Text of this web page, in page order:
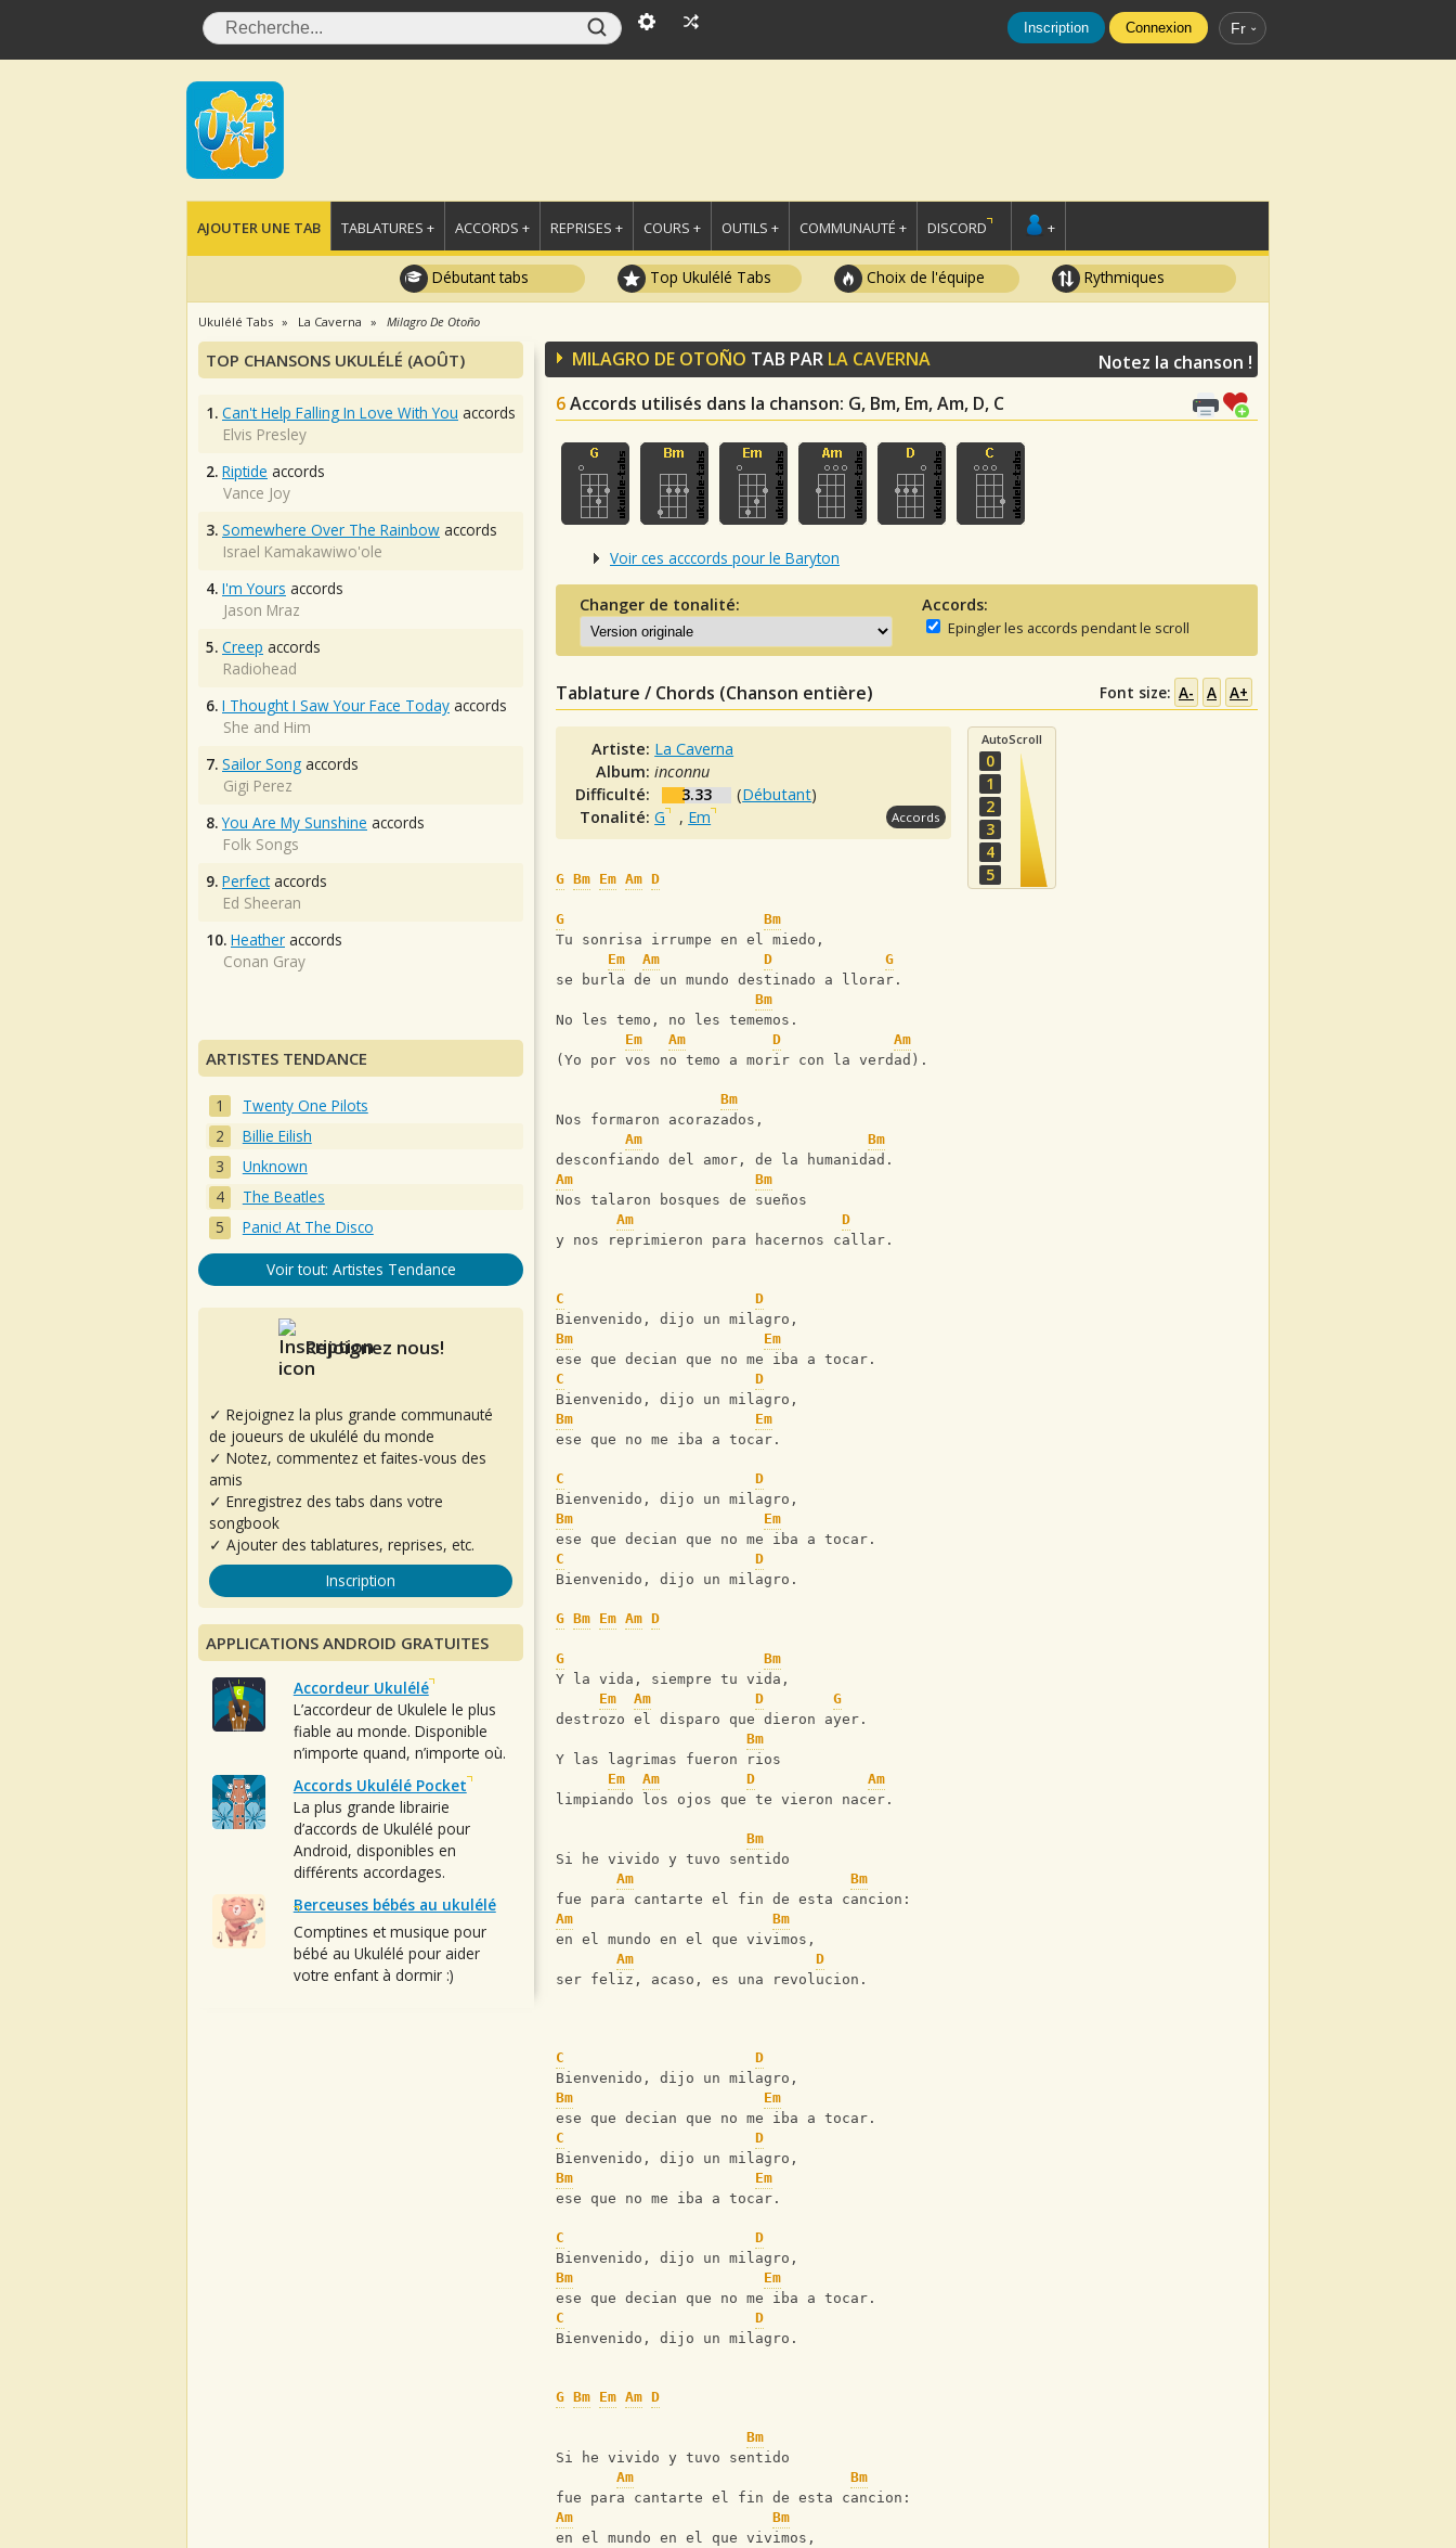
Inscription Connexion Fr
AJOUTER UNE TAB TABLATURES + ACCORDS + REPRISES + COURS + OUTILS + COMMUNAUTÉ + DISCORD +
Débutant tabs Top Ukulélé Tabs Choix de l'équipe Rythmiques
Ukulélé Tabs La Caverna Milagro De Otoño
MILAGRO DE OTOÑO TAB PAR LA CAVERNA
6Accords utilisés dans la chanson: G, Bm, Em, Am, D, C
Notez la chanson !
Voir ces acccords pour le Baryton
Changer de tonalité: Accords:
Epingler les accords pendant le scroll
Tablature / Chords (Chanson entière) Font size: A- A A+
Artiste: La Caverna
Album:inconnu
Difficulté:
3.33 (Débutant)
Tonalité:G , Em Accords
AutoScroll
0
1
2
3
4
5
G Bm Em Am D
G
Bm
Tu sonrisa irrumpe en el miedo,
Em
Am D
G
se burla de un mundo destinado a llorar.
Bm
No les temo, no les tememos.
Em
Am D
Am
(Yo por vos no temo a morir con la verdad).
Bm
Nos formaron acorazados,
Am
Bm
desconfiando del amor, de la humanidad.
Am
Bm
Nos talaron bosques de sueños
Am
D
y nos reprimieron para hacernos callar.
C
D
Bienvenido, dijo un milagro,
Bm
Em
ese que decian que no me iba a tocar.
C
D
Bienvenido, dijo un milagro,
Bm
Em
ese que no me iba a tocar.
C
D
Bienvenido, dijo un milagro,
Bm
Em
ese que decian que no me iba a tocar.
C
D
Bienvenido, dijo un milagro.
G Bm Em Am D
G
Bm
Y la vida, siempre tu vida,
Em
Am D
G
destrozo el disparo que dieron ayer.
Bm
Y las lagrimas fueron rios
Em
Am D
Am
limpiando los ojos que te vieron nacer.
Bm
Si he vivido y tuvo sentido
Am
Bm
fue para cantarte el fin de esta cancion:
Am
Bm
en el mundo en el que vivimos,
Am
D
ser feliz, acaso, es una revolucion.
C
D
Bienvenido, dijo un milagro,
Bm
Em
ese que decian que no me iba a tocar.
C
D
Bienvenido, dijo un milagro,
Bm
Em
ese que no me iba a tocar.
C
D
Bienvenido, dijo un milagro,
Bm
Em
ese que decian que no me iba a tocar.
C
D
Bienvenido, dijo un milagro.
G Bm Em Am D
Bm
Si he vivido y tuvo sentido
Am
Bm
fue para cantarte el fin de esta cancion:
Am
Bm
en el mundo en el que vivimos,
TOP CHANSONS UKULÉLÉ (AOÛT)
1. Can't Help Falling In Love With You accords
Elvis Presley
2. Riptide accords
Vance Joy
3. Somewhere Over The Rainbow accords
Israel Kamakawiwo'ole
4. I'm Yours accords
Jason Mraz
5. Creep accords
Radiohead
6. I Thought I Saw Your Face Today accords
She and Him
7. Sailor Song accords
Gigi Perez
8. You Are My Sunshine accords
Folk Songs
9. Perfectaccords
Ed Sheeran
10. Heather accords
Conan Gray
ARTISTES TENDANCE
Twenty One Pilots
Billie Eilish
Unknown
The Beatles
Panic! At The Disco
Voir tout: Artistes Tendance
Rejoignez nous!
✓ Rejoignez la plus grande communauté
de joueurs de ukulélé du monde
✓ Notez, commentez et faites-vous des
amis
✓ Enregistrez des tabs dans votre
songbook
✓ Ajouter des tablatures, reprises, etc.
Inscription
APPLICATIONS ANDROID GRATUITES
Accordeur Ukulélé
L’accordeur de Ukulele le plus
fiable au monde. Disponible
n’importe quand, n’importe où.
Accords Ukulélé Pocket
La plus grande librairie
d’accords de Ukulélé pour
Android, disponibles en
différents accordages.
Berceuses bébés au ukulélé
Comptines et musique pour
bébé au Ukulélé pour aider
votre enfant à dormir :)